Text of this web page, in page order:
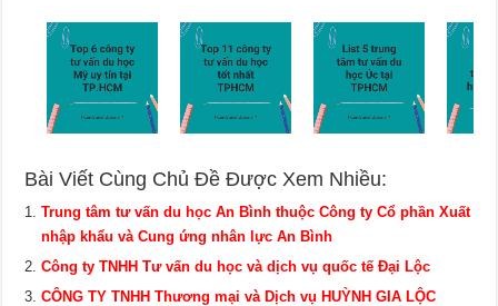
Bài Viết Cùng Chủ Đề Được Xem Nhiều:
Trung tâm tư vấn du học An Bình thuộc Công ty Cổ phần Xuất
nhập khẩu và Cung ứng nhân lực An Bình
Công ty TNHH Tư vấn du học và dịch vụ quốc tế Đại Lộc
CÔNG TY TNHH Thương mại và Dịch vụ HUỲNH GIA LỘC